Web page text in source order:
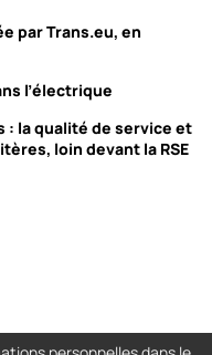
par Trans.eu, en
l’électrique
la qualité de service et
loin devant la RSE